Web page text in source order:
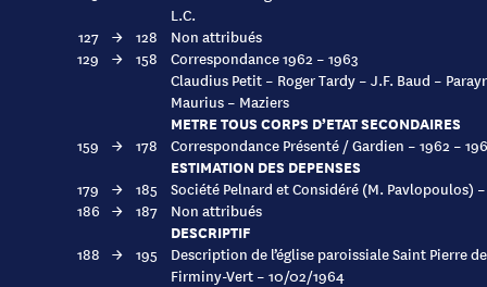
L.C.
127
→ 128
Non attribués
129
→ 158
Correspondance 1962 – 1963
Claudius Petit – Roger Tardy – J.F. Baud –
Maurius – Maziers
METRE TOUS CORPS D’ETAT SECONDAIRES
159 → 178 Correspondance Présenté / Gardien – 1962 –
ESTIMATION DES DEPENSES
179 → 185
Société Pelnard et Considéré (M. Pavlopoulos)
186 → 187 Non attribués
DESCRIPTIF
188 → 195
Description de l’église paroissiale Saint Pierre de
Firminy-Vert – 10/02/1964